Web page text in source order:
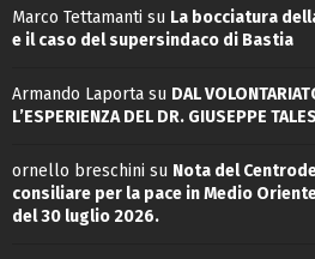
Marco Tettamanti su La bocciatura
e il caso del supersindaco di Bastia
Armando Laporta su DAL
L’ESPERIENZA DEL DR. GIUSEPPE
ornello breschini su Nota del
consiliare per la pace in Medio
del 30 luglio 2026.